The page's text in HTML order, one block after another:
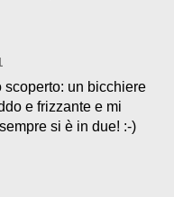
scoperto: un bicchiere
e frizzante e mi
si è in due! :-)